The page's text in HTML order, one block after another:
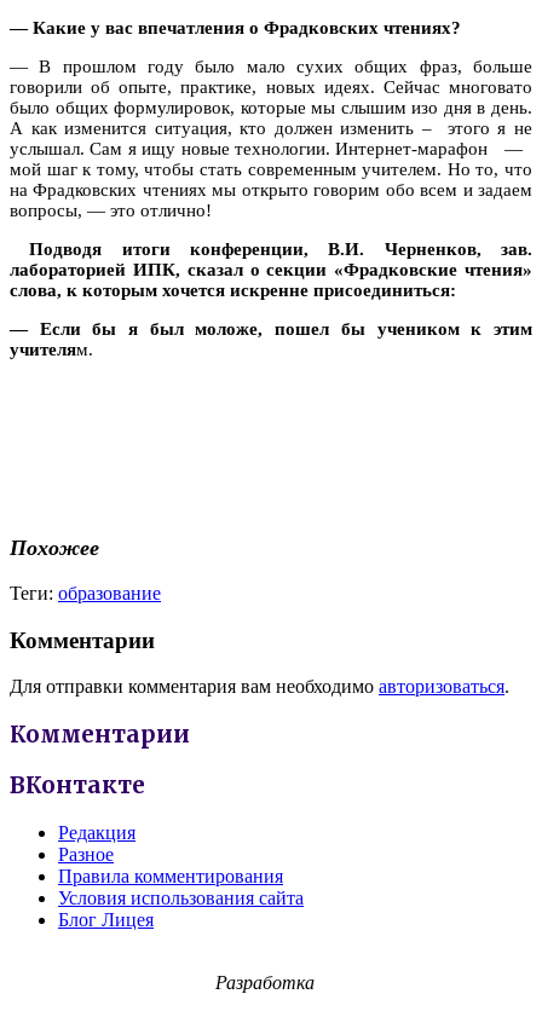
— Какие у вас впечатления о Фрадковских чтениях?
— В прошлом году было мало сухих общих фраз, больше
говорили об опыте, практике, новых идеях. Сейчас многовато
было общих формулировок, которые мы слышим изо дня в день.
А как изменится ситуация, кто должен изменить – этого я не
услышал. Сам я ищу новые технологии. Интернет-марафон
—
мой шаг к тому, чтобы стать современным учителем. Но то, что
на Фрадковских чтениях мы открыто говорим обо всем и задаем
вопросы, — это отлично!
Подводя итоги конференции, В.И. Черненков, зав.
лабораторией ИПК, сказал о секции «Фрадковские чтения»
слова, к которым хочется искренне присоединиться:
— Если бы я был моложе, пошел бы учеником к этим
учителям.
Похожее
Теги: образование
Комментарии
Для отправки комментария вам необходимо авторизоваться.
Комментарии
ВКонтакте
Редакция
Разное
Правила комментирования
Условия использования сайта
Блог Лицея
Разработка